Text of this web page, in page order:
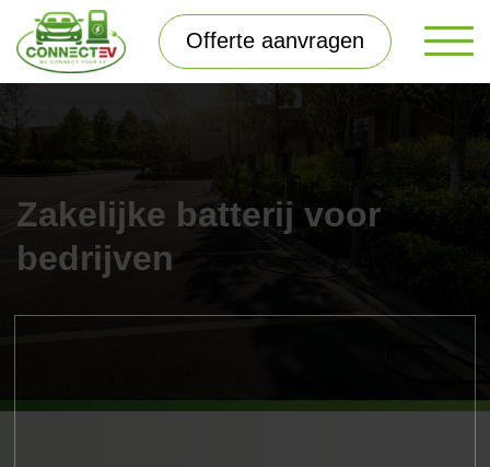
Offerte aanvragen
Zakelijke batterij voor
bedrijven